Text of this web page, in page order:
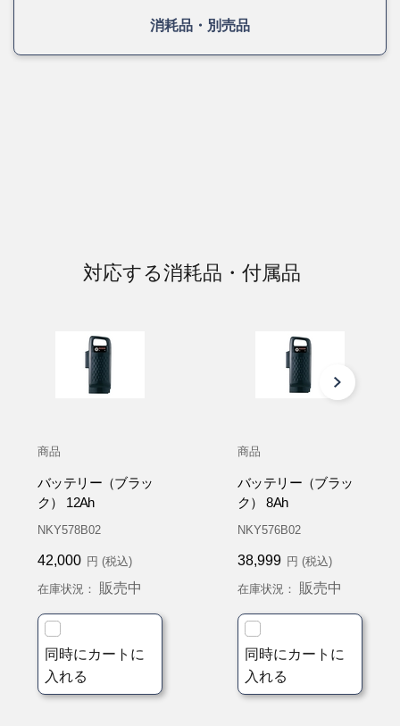
消耗品・別売品
対応する消耗品・付属品
商品
バッテリー（ブラッ
ク） 12Ah
NKY578B02
42,000 円 (税込)
在庫状況： 販売中
同時にカートに
入れる
商品
バッテリー（ブラッ
ク） 8Ah
NKY576B02
38,999 円 (税込)
在庫状況： 販売中
同時にカートに
入れる